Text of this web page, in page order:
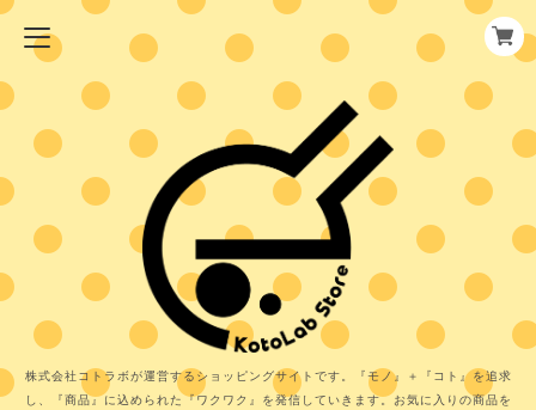
株式会社コトラボが運営するショッピングサイトです。『モノ』＋『コト』を追求
し、『商品』に込められた『ワクワク』を発信していきます。お気に入りの商品を